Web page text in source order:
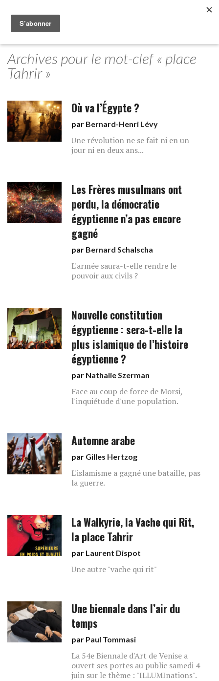
Archives pour le mot-clef « place
Tahrir »
Où va l’Égypte ?
par Bernard-Henri Lévy
Une révolution ne se fait ni en un
jour ni en deux ans...
Les Frères musulmans ont
perdu, la démocratie
égyptienne n’a pas encore
gagné
par Bernard Schalscha
L'armée saura-t-elle rendre le
pouvoir aux civils ?
Nouvelle constitution
égyptienne : sera-t-elle la
plus islamique de l’histoire
égyptienne ?
par Nathalie Szerman
Face au coup de force de Morsi,
l'inquiétude d'une population.
Automne arabe
par Gilles Hertzog
L'islamisme a gagné une bataille, pas
la guerre.
La Walkyrie, la Vache qui Rit,
la place Tahrir
par Laurent Dispot
Une autre "vache qui rit"
Une biennale dans l’air du
temps
par Paul Tommasi
La 54e Biennale d'Art de Venise a
ouvert ses portes au public samedi 4
juin sur le thème : "ILLUMInations".